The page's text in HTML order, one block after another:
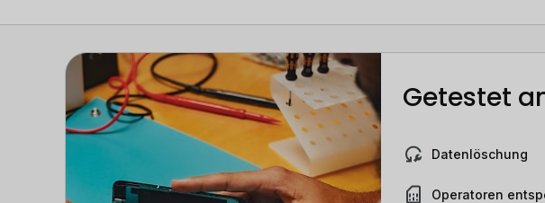
Getestet
Datenlöschung
Operatoren